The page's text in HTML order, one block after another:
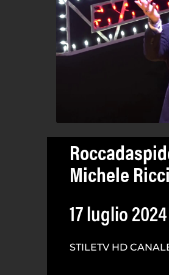
Michele
17 luglio 2024
STILETV HD